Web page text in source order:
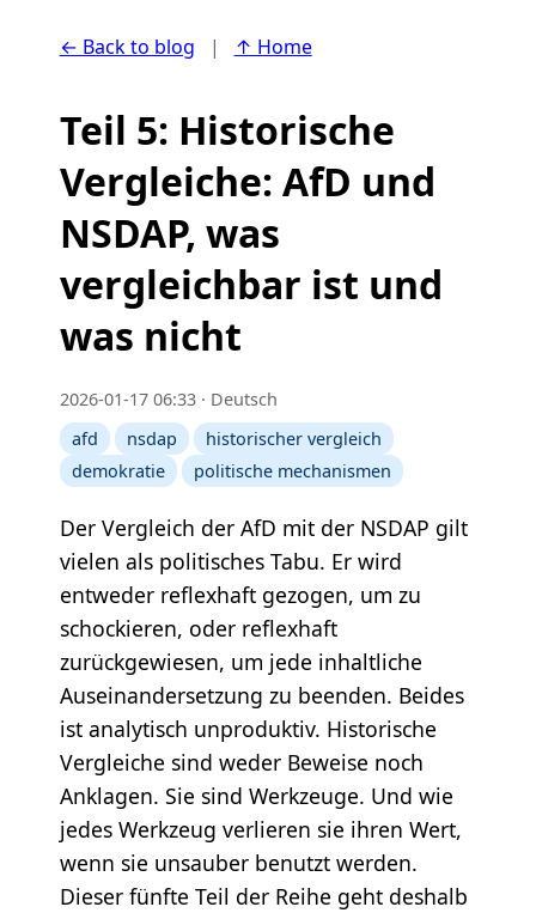
← Back to blog | ↑ Home
Teil 5: Historische
Vergleiche: AfD und
NSDAP, was
vergleichbar ist und
was nicht
2026-01-17 06:33 · Deutsch
afd
nsdap
historischer vergleich
demokratie
politische mechanismen
Der Vergleich der AfD mit der NSDAP gilt
vielen als politisches Tabu. Er wird
entweder reflexhaft gezogen, um zu
schockieren, oder reflexhaft
zurückgewiesen, um jede inhaltliche
Auseinandersetzung zu beenden. Beides
ist analytisch unproduktiv. Historische
Vergleiche sind weder Beweise noch
Anklagen. Sie sind Werkzeuge. Und wie
jedes Werkzeug verlieren sie ihren Wert,
wenn sie unsauber benutzt werden.
Dieser fünfte Teil der Reihe geht deshalb